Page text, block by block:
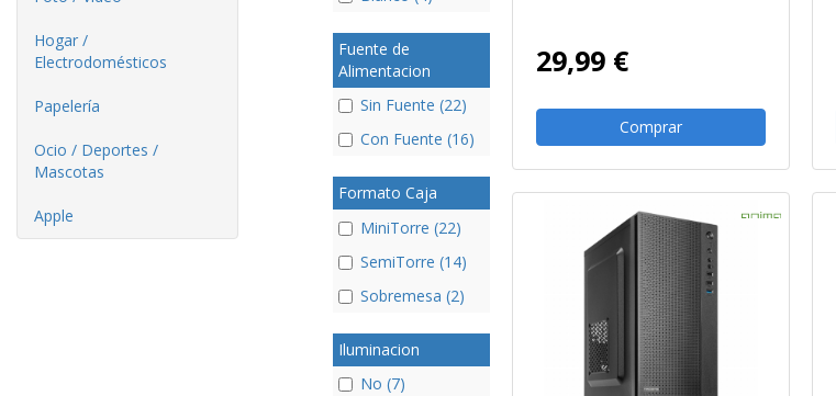
Hogar /
Electrodomésticos
Papelería
Ocio / Deportes /
Mascotas
Apple
Fuente de
Alimentacion
Sin Fuente (22)
Con Fuente (16)
Formato Caja
MiniTorre (22)
SemiTorre (14)
Sobremesa (2)
Iluminacion
No (7)
29,99 €
Comprar